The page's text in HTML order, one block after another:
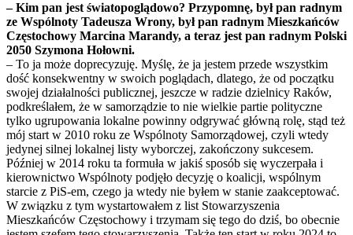
– Kim pan jest światopoglądowo? Przypomnę, był pan radnym
ze Wspólnoty Tadeusza Wrony, był pan radnym Mieszkańców
Częstochowy Marcina Marandy, a teraz jest pan radnym Polski
2050 Szymona Hołowni.
– To ja może doprecyzuję. Myślę, że ja jestem przede wszystkim
dość konsekwentny w swoich poglądach, dlatego, że od początku
swojej działalności publicznej, jeszcze w radzie dzielnicy Raków,
podkreślałem, że w samorządzie to nie wielkie partie polityczne
tylko ugrupowania lokalne powinny odgrywać główną rolę, stąd też
mój start w 2010 roku ze Wspólnoty Samorządowej, czyli wtedy
jedynej silnej lokalnej listy wyborczej, zakończony sukcesem.
Później w 2014 roku ta formuła w jakiś sposób się wyczerpała i
kierownictwo Wspólnoty podjęło decyzję o koalicji, wspólnym
starcie z PiS-em, czego ja wtedy nie byłem w stanie zaakceptować.
W związku z tym wystartowałem z list Stowarzyszenia
Mieszkańców Częstochowy i trzymam się tego do dziś, bo obecnie